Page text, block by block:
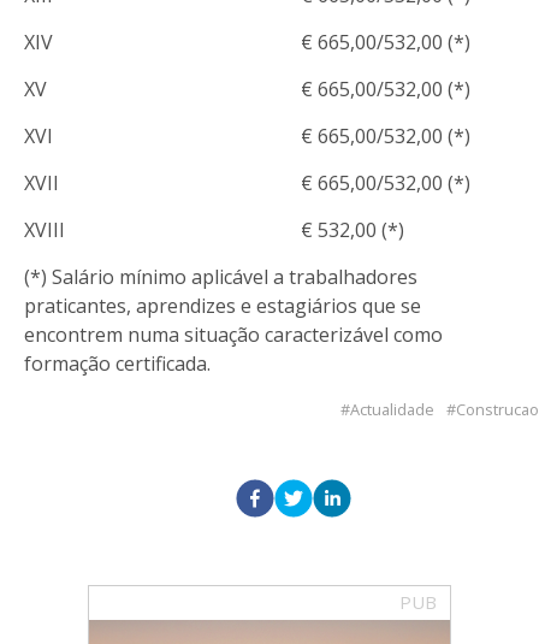
XIV
€ 665,00/532,00 (*)
XV
€ 665,00/532,00 (*)
XVI
€ 665,00/532,00 (*)
XVII
€ 665,00/532,00 (*)
XVIII
€ 532,00 (*)
(*) Salário mínimo aplicável a trabalhadores
praticantes, aprendizes e estagiários que se
encontrem numa situação caracterizável como
formação certificada.
Actualidade Construcao
PUB